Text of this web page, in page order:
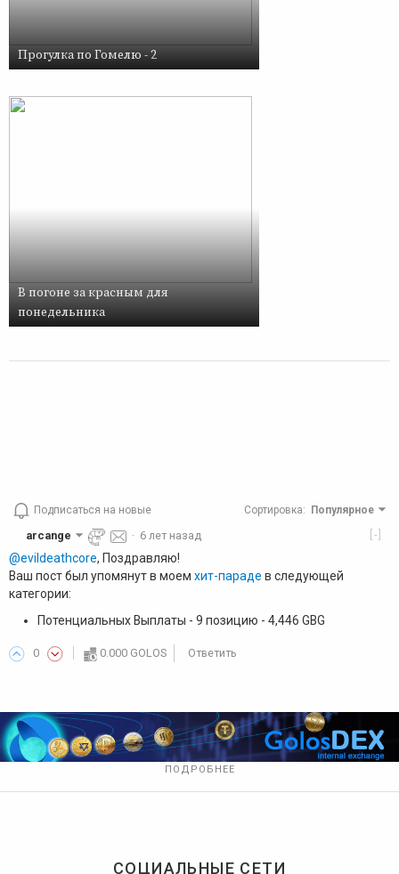
Прогулка по Гомелю - 2
В погоне за красным для
понедельника
Подписаться на новые Сортировка: Популярное
[-]
arcange · 6 лет назад
@evildeathcore, Поздравляю!
Ваш пост был упомянут в моем хит-параде в следующей
категории:
Потенциальных Выплаты - 9 позицию - 4,446 GBG
0 0.000 GOLOS Ответить
ПОДРОБНЕЕ
СОЦИАЛЬНЫЕ СЕТИ